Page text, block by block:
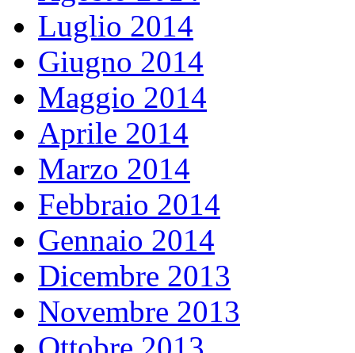
Luglio 2014
Giugno 2014
Maggio 2014
Aprile 2014
Marzo 2014
Febbraio 2014
Gennaio 2014
Dicembre 2013
Novembre 2013